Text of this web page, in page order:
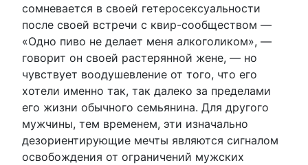
сомневается в своей гетеросексуальности
после своей встречи с квир-сообществом —
«Одно пиво не делает меня алкоголиком», —
говорит он своей растерянной жене, — но
чувствует воодушевление от того, что его
хотели именно так, так далеко за пределами
его жизни обычного семьянина. Для другого
мужчины, тем временем, эти изначально
дезориентирующие мечты являются сигналом
освобождения от ограничений мужских